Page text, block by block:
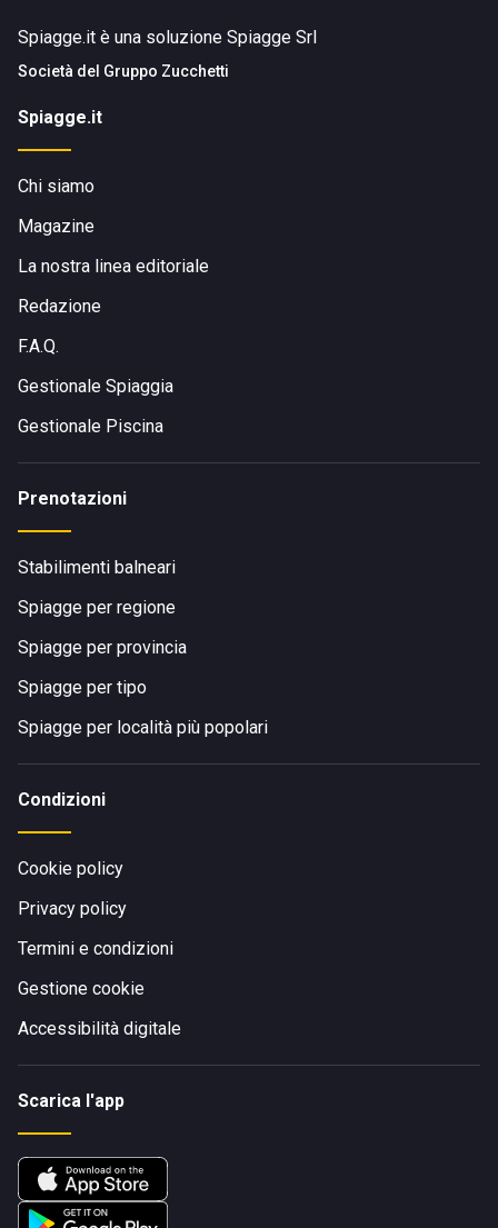
Spiagge.it è una soluzione Spiagge Srl
Società del Gruppo Zucchetti
Spiagge.it
Chi siamo
Magazine
La nostra linea editoriale
Redazione
F.A.Q.
Gestionale Spiaggia
Gestionale Piscina
Prenotazioni
Stabilimenti balneari
Spiagge per regione
Spiagge per provincia
Spiagge per tipo
Spiagge per località più popolari
Condizioni
Cookie policy
Privacy policy
Termini e condizioni
Gestione cookie
Accessibilità digitale
Scarica l'app